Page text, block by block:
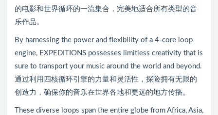
的电影和世界循环的一流集合，完美地适合所有类型的音
乐作品。
By harnessing the power and flexibility of a 4-core loop
engine, EXPEDITIONS possesses limitless creativity that is
sure to transport your music around the world and beyond.
通过利用四核循环引擎的力量和灵活性，探险拥有无限的
创造力，确保你的音乐在世界各地和更远的地方传播。
These diverse loops span the entire globe from Africa, Asia,